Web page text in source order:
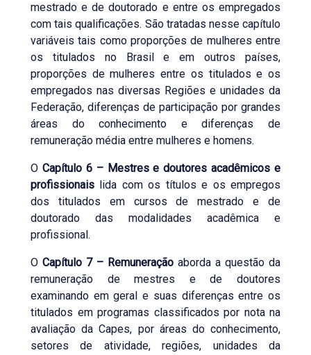
mestrado e de doutorado e entre os empregados
com tais qualificações. São tratadas nesse capítulo
variáveis tais como proporções de mulheres entre
os titulados no Brasil e em outros países,
proporções de mulheres entre os titulados e os
empregados nas diversas Regiões e unidades da
Federação, diferenças de participação por grandes
áreas do conhecimento e diferenças de
remuneração média entre mulheres e homens.
O Capítulo 6 – Mestres e doutores acadêmicos e
profissionais lida com os títulos e os empregos
dos titulados em cursos de mestrado e de
doutorado das modalidades acadêmica e
profissional.
O Capítulo 7 – Remuneração aborda a questão da
remuneração de mestres e de doutores
examinando em geral e suas diferenças entre os
titulados em programas classificados por nota na
avaliação da Capes, por áreas do conhecimento,
setores de atividade, regiões, unidades da